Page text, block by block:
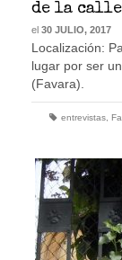
de la calle
el 30 JULIO, 2017
Localización:
lugar por ser
(Favara).
entrevistas